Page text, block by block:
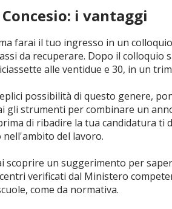
i vantaggi
farai il tuo ingresso in un
da recuperare. Dopo il
alle ventidue e 30, in un
possibilità di questo genere,
gli strumenti per combinare un
di ribadire la tua candidatura ti
del lavoro.
scoprire un suggerimento per
verificati dal Ministero
come da normativa.